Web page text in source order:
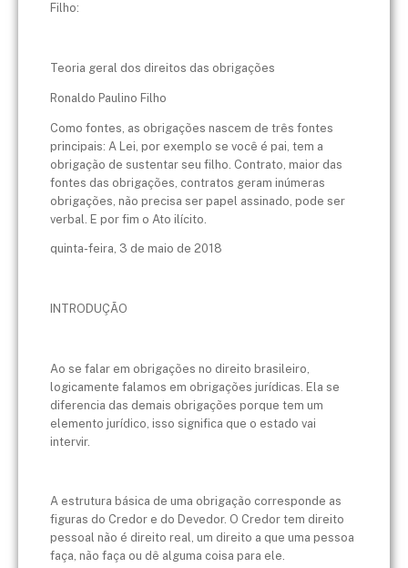
Filho:
Teoria geral dos direitos das obrigações
Ronaldo Paulino Filho
Como fontes, as obrigações nascem de três fontes
principais: A Lei, por exemplo se você é pai, tem a
obrigação de sustentar seu filho. Contrato, maior das
fontes das obrigações, contratos geram inúmeras
obrigações, não precisa ser papel assinado, pode ser
verbal. E por fim o Ato ilícito.
quinta-feira, 3 de maio de 2018
INTRODUÇÃO
Ao se falar em obrigações no direito brasileiro,
logicamente falamos em obrigações jurídicas. Ela se
diferencia das demais obrigações porque tem um
elemento jurídico, isso significa que o estado vai
intervir.
A estrutura básica de uma obrigação corresponde as
figuras do Credor e do Devedor. O Credor tem direito
pessoal não é direito real, um direito a que uma pessoa
faça, não faça ou dê alguma coisa para ele.